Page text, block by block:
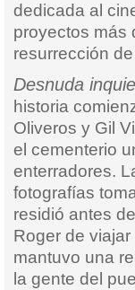
dedicada al
proyectos más
resurrección
Desnuda
historia
Oliveros y Gil
el cementerio
enterradores.
fotografías
residió antes
Roger de
mantuvo una
la gente del